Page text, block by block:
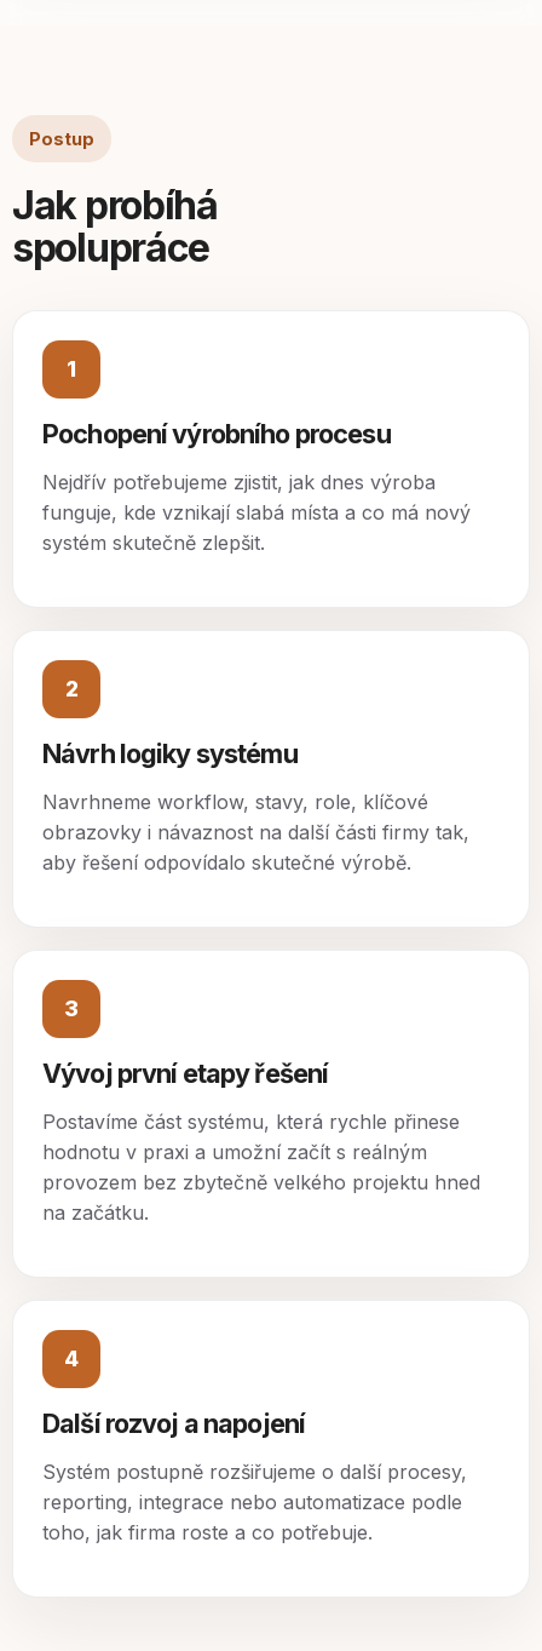
Postup
Jak probíhá
spolupráce
1
Pochopení výrobního procesu
Nejdřív potřebujeme zjistit, jak dnes výroba
funguje, kde vznikají slabá místa a co má nový
systém skutečně zlepšit.
2
Návrh logiky systému
Navrhneme workflow, stavy, role, klíčové
obrazovky i návaznost na další části firmy tak,
aby řešení odpovídalo skutečné výrobě.
3
Vývoj první etapy řešení
Postavíme část systému, která rychle přinese
hodnotu v praxi a umožní začít s reálným
provozem bez zbytečně velkého projektu hned
na začátku.
4
Další rozvoj a napojení
Systém postupně rozšiřujeme o další procesy,
reporting, integrace nebo automatizace podle
toho, jak firma roste a co potřebuje.